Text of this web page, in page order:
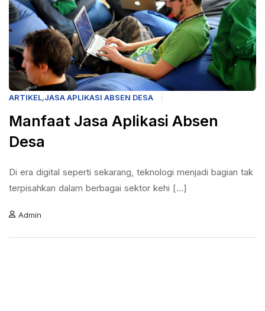
ARTIKEL,JASA APLIKASI ABSEN DESA
Manfaat Jasa Aplikasi Absen
Desa
Di era digital seperti sekarang, teknologi menjadi bagian tak
terpisahkan dalam berbagai sektor kehi [...]
Admin